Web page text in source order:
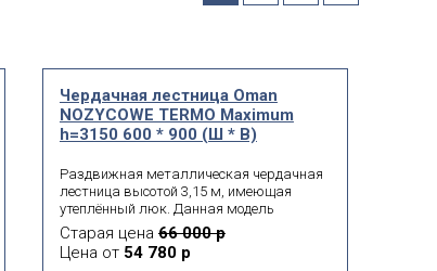
Чердачная лестница Oman
NOZYCOWE TERMO Maximum
h=3150 600 * 900 (Ш * В)
Раздвижная металлическая чердачная
лестница высотой 3,15 м, имеющая
утеплённый люк. Данная модель
лестницы весьма удобна в эксплуатации
и элегантно вписывается в любой
интерьер. Короб снабжен уплотнителем.
Старая цена 66 000 р
Цена от 54 780 р